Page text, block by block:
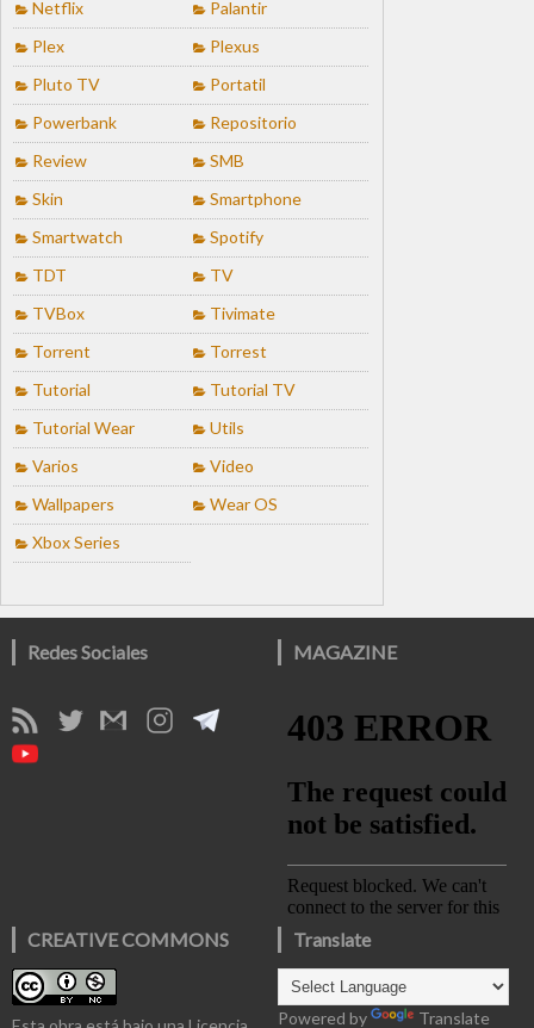
Netflix
Palantir
Plex
Plexus
Pluto TV
Portatil
Powerbank
Repositorio
Review
SMB
Skin
Smartphone
Smartwatch
Spotify
TDT
TV
TVBox
Tivimate
Torrent
Torrest
Tutorial
Tutorial TV
Tutorial Wear
Utils
Varios
Video
Wallpapers
Wear OS
Xbox Series
Redes Sociales MAGAZINE
CREATIVE COMMONS Translate
Powered by Translate